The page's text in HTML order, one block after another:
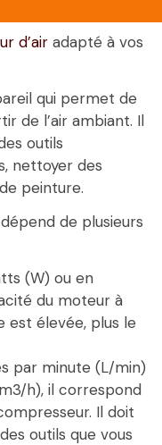
d’air adapté à vos
qui permet de
de l’air ambiant. Il
outils
nettoyer des
peinture.
de plusieurs
(W) ou en
du moteur à
est élevée, plus le
par minute (L/min)
h), il correspond
Il doit
outils que vous